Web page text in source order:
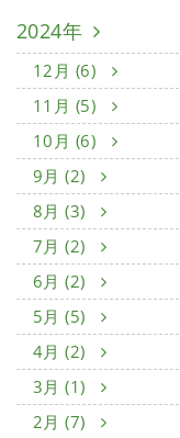
2024年
12月 (6)
11月 (5)
10月 (6)
9月 (2)
8月 (3)
7月 (2)
6月 (2)
5月 (5)
4月 (2)
3月 (1)
2月 (7)